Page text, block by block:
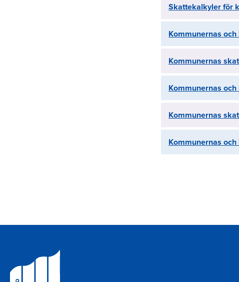
Skattekalkyler för
Kommunernas
Kommunernas
Kommunernas
Kommunernas
Kommunernas